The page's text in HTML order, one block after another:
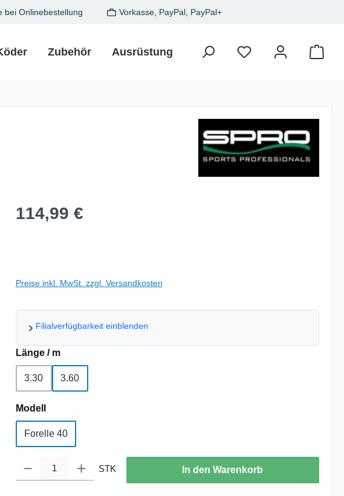
bei Onlinebestellung Vorkasse, PayPal, PayPal+
Zubehör Ausrüstung Zielfisch SALE
Regulärer Preis:
114,99 €
Preise inkl. MwSt. zzgl. Versandkosten
Filialverfügbarkeit einblenden
Länge / mauswählen
3.30 3.60
Modell auswählen
Forelle 40
Produkt Anzahl: Gib den gewünschten Wert ein oder benutze die Schaltflächen um
STK In den Warenkorb